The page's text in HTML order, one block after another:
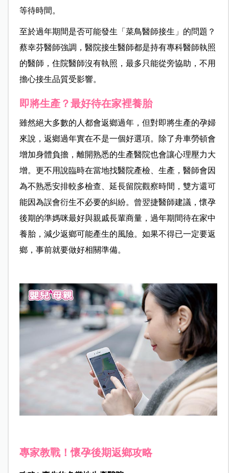
等待時間。
至於過年期間是否可能發生「菜鳥醫師接生」的問題？
蔡幸芬醫師強調，醫院接生醫師都是持有專科醫師執照
的醫師，住院醫師沒有執照，最多只能從旁協助，不用
擔心接生品質受影響。
即將生產？最好待在家裡養胎
雖然絕大多數的人都會返鄉過年，但對即將生產的孕婦
來說，返鄉過年實在不是一個好選項。除了舟車勞頓會
增加身體負擔，離開熟悉的生產醫院也會讓心理壓力大
增。更不用說臨時在當地找醫院產檢、生產，醫師會因
為不熟悉安排較多檢查、延長留院觀察時間，雙方還可
能因為誤會衍生不必要的糾紛。曾翌捷醫師建議，懷孕
後期的準媽咪最好與親戚長輩商量，過年期間待在家中
養胎，減少返鄉可能產生的風險。如果不得已一定要返
鄉，事前就要做好相關準備。
專家教戰！懷孕後期返鄉攻略